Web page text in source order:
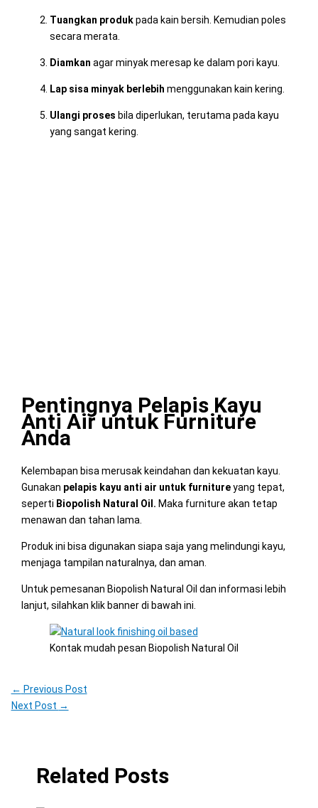
Tuangkan produkpada kain bersih. Kemudian poles
secara merata.
Diamkan agar minyak meresap ke dalam pori kayu.
Lap sisa minyak berlebih menggunakan kain kering.
Ulangi proses bila diperlukan, terutama pada kayu
yang sangat kering.
Pentingnya Pelapis Kayu
Anti Air untuk Furniture
Anda
Kelembapan bisa merusak keindahan dan kekuatan kayu.
Gunakan pelapis kayu anti air untuk furnitureyang tepat,
seperti Biopolish Natural Oil. Maka furniture akan tetap
menawan dan tahan lama.
Produk ini bisa digunakan siapa saja yang melindungi kayu,
menjaga tampilan naturalnya, dan aman.
Untuk pemesanan Biopolish Natural Oil dan informasi lebih
lanjut, silahkan klik banner di bawah ini.
Kontak mudah pesan Biopolish Natural Oil
← Previous Post
Next Post →
Related Posts